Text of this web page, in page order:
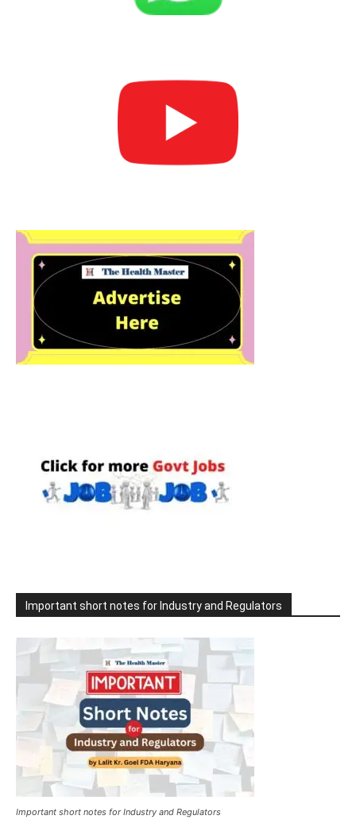
Important short notes for Industry and Regulators
Important short notes for Industry and Regulators